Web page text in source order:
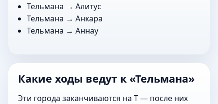
Тельмана →Алитус
Тельмана →Анкара
Тельмана →Аннау
Какие ходы ведут к «Тельмана»
Эти города заканчиваются на Т — после них